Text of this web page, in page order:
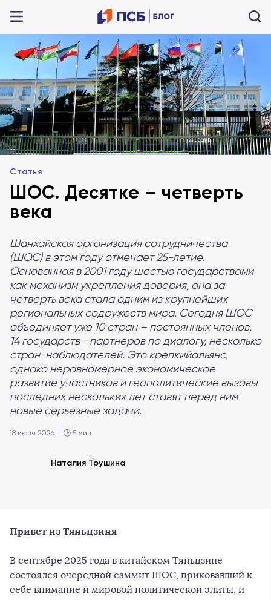
Статья
ШОС. Десятке – четверть
века
Шанхайская организация сотрудничества
(ШОС) в этом году отмечает 25-летие.
Основанная в 2001 году шестью государствами
как механизм укрепления доверия, она за
четверть века стала одним из крупнейших
региональных содружеств мира. Сегодня ШОС
объединяет уже 10 стран – постоянных членов,
14 государств –партнеров по диалогу, несколько
стран-наблюдателей. Это крепкийальянс,
однако неравномерное экономическое
развитие участников и геополитические вызовы
последних нескольких лет ставят перед ним
новые серьезные задачи.
18 июня 2026 🕒 5 мин
Наталия Трушина
Привет из Тяньцзиня
В сентябре 2025 года в китайском Тяньцзине
состоялся очередной саммит ШОС, приковавший к
себе внимание и мировой политической элиты, и